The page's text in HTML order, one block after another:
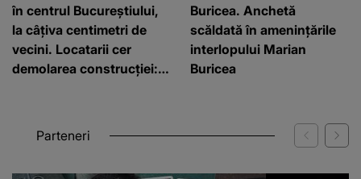
în centrul Bucureștiului,
la câțiva centimetri de
vecini. Locatarii cer
demolarea construcției:
Buricea. Anchetă
scăldată în amenințările
interlopului Marian
Buricea
Parteneri